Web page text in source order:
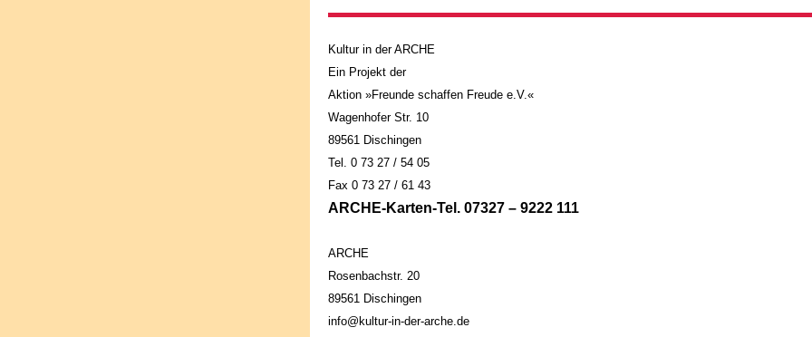
Kultur in der ARCHE
Ein Projekt der
Aktion »Freunde schaffen Freude e.V.«
Wagenhofer Str. 10
89561 Dischingen
Tel. 0 73 27 / 54 05
Fax 0 73 27 / 61 43
ARCHE-Karten-Tel. 07327 – 9222 111
ARCHE
Rosenbachstr. 20
89561 Dischingen
info@kultur-in-der-arche.de